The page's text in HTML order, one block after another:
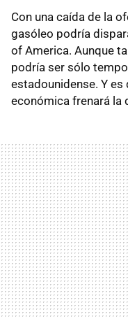
Con una caída de la
gasóleo podría
of America. Aunque
podría ser sólo
estadounidense. Y
económica frenará la